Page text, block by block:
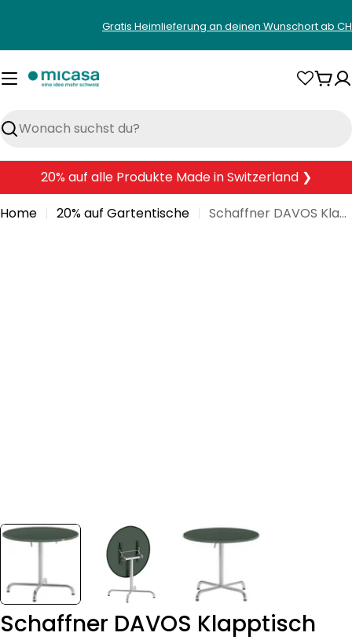
springen
Gratis Heimlieferung an deinen Wunschort ab
Suchen
20% auf alle Produkte Made in Switzerland ❯
Home
20% auf Gartentische Schaffner DAVOS Klapptisch
Schaffner DAVOS Klapptisch